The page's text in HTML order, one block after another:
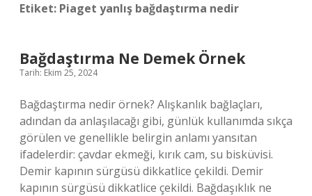
Etiket: Piaget yanlış bağdaştırma nedir
Bağdaştırma Ne Demek Örnek
Tarih: Ekim 25, 2024
Bağdaştırma nedir örnek? Alışkanlık bağlaçları,
adından da anlaşılacağı gibi, günlük kullanımda sıkça
görülen ve genellikle belirgin anlamı yansıtan
ifadelerdir: çavdar ekmeği, kırık cam, su bisküvisi.
Demir kapının sürgüsü dikkatlice çekildi. Demir
kapının sürgüsü dikkatlice çekildi. Bağdaşıklık ne